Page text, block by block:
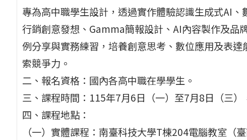
專為高中職學生設計，透過實作體驗認識生成式AI
行銷創意發想、Gamma簡報設計、AI內容製作及品
例分享與實務練習，培養創意思考、數位應用及表
索競爭力。
二、報名資格：國內各高中職在學學生。
三、課程時間：115年7月6日（一）至7月8日（三）
四、課程地點：
（一）實體課程：南臺科技大學T棟204電腦教室（